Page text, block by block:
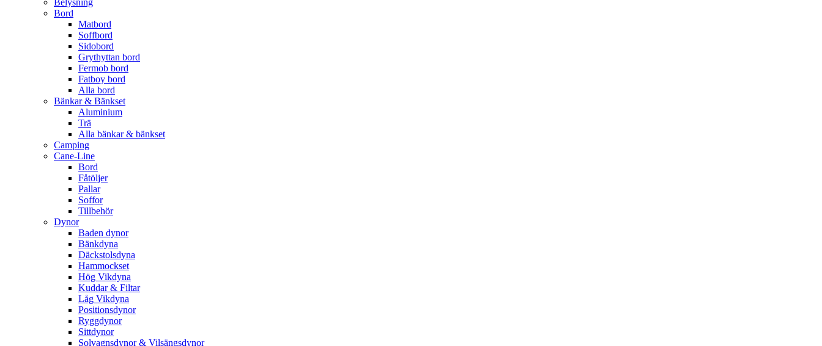
Belysning
Bord
Matbord
Soffbord
Sidobord
Grythyttan bord
Fermob bord
Fatboy bord
Alla bord
Bänkar & Bänkset
Aluminium
Trä
Alla bänkar & bänkset
Camping
Cane-Line
Bord
Fåtöljer
Pallar
Soffor
Tillbehör
Dynor
Baden dynor
Bänkdyna
Däckstolsdyna
Hammockset
Hög Vikdyna
Kuddar & Filtar
Låg Vikdyna
Positionsdynor
Ryggdynor
Sittdynor
Solvagnsdynor & Vilsängsdynor